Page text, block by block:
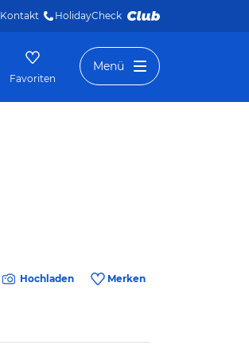
Kontakt HolidayCheck
Favoriten
Menü
Hochladen Merken